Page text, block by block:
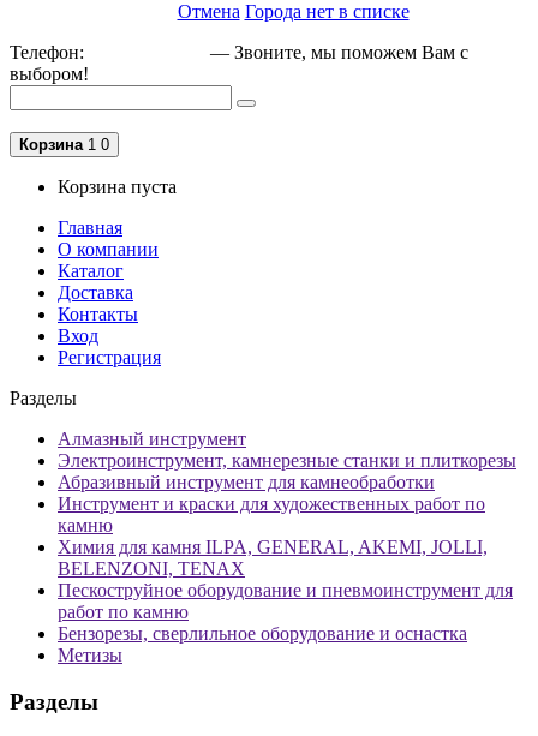
Отмена Города нет в списке
Телефон:
— Звоните, мы поможем Вам с
выбором!
Корзина 1 0
Корзина пуста
Главная
О компании
Каталог
Доставка
Контакты
Вход
Регистрация
Разделы
Алмазный инструмент
Электроинструмент, камнерезные станки и плиткорезы
Абразивный инструмент для камнеобработки
Инструмент и краски для художественных работ по
камню
Химия для камня ILPA, GENERAL, AKEMI, JOLLI,
BELENZONI, TENAX
Пескоструйное оборудование и пневмоинструмент для
работ по камню
Бензорезы, сверлильное оборудование и оснастка
Метизы
Разделы